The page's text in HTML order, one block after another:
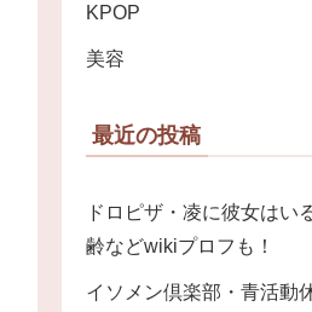
KPOP
美容
最近の投稿
ドロピザ・凌に彼女はい
齢などwikiプロフも！
イソメン倶楽部・青活動